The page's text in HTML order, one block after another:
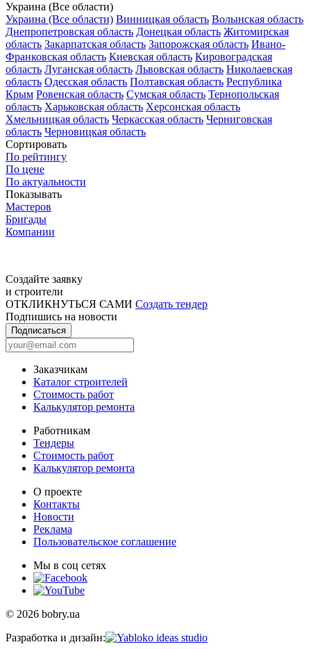
Украина (Все области)
Украина (Все области) Винницкая область Волынская область
Днепропетровская область Донецкая область Житомирская
область Закарпатская область Запорожская область Ивано-
Франковская область Киевская область Кировоградская
область Луганская область Львовская область Николаевская
область Одесская область Полтавская область Республика
Крым Ровенская область Сумская область Тернопольская
область Харьковская область Херсонская область
Хмельницкая область Черкасская область Черниговская
область Черновицкая область
Сортировать
По рейтингу
По цене
По актуальности
Показывать
Мастеров
Бригады
Компании
Создайте заявку
и строители
ОТКЛИКНУТЬСЯ САМИ Создать тендер
Подпишись на новости
Подписаться
Заказчикам
Каталог строителей
Стоимость работ
Калькулятор ремонта
Работникам
Тендеры
Стоимость работ
Калькулятор ремонта
О проекте
Контакты
Новости
Реклама
Пользовательское соглашение
Мы в соц сетях
© 2026 bobry.ua
Разработка и дизайн: